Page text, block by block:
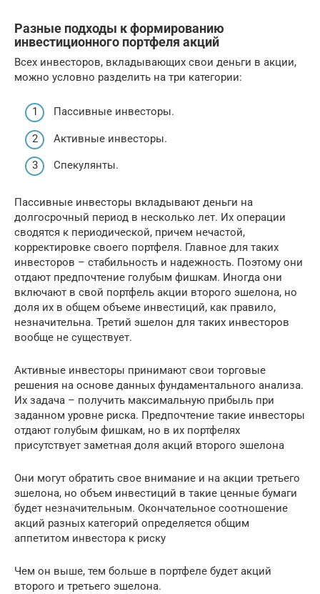
Разные подходы к формированию
инвестиционного портфеля акций
Всех инвесторов, вкладывающих свои деньги в акции,
можно условно разделить на три категории:
Пассивные инвесторы.
Активные инвесторы.
Спекулянты.
Пассивные инвесторы вкладывают деньги на
долгосрочный период в несколько лет. Их операции
сводятся к периодической, причем нечастой,
корректировке своего портфеля. Главное для таких
инвесторов – стабильность и надежность. Поэтому они
отдают предпочтение голубым фишкам. Иногда они
включают в свой портфель акции второго эшелона, но
доля их в общем объеме инвестиций, как правило,
незначительна. Третий эшелон для таких инвесторов
вообще не существует.
Активные инвесторы принимают свои торговые
решения на основе данных фундаментального анализа.
Их задача – получить максимальную прибыль при
заданном уровне риска. Предпочтение такие инвесторы
отдают голубым фишкам, но в их портфелях
присутствует заметная доля акций второго эшелона
Они могут обратить свое внимание и на акции третьего
эшелона, но объем инвестиций в такие ценные бумаги
будет незначительным. Окончательное соотношение
акций разных категорий определяется общим
аппетитом инвестора к риску
Чем он выше, тем больше в портфеле будет акций
второго и третьего эшелона.